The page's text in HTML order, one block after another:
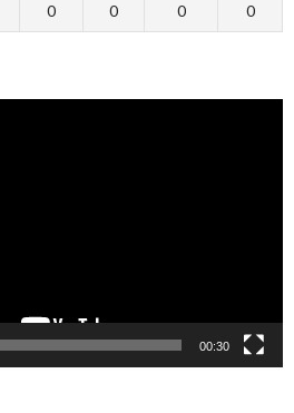
0 0 0 0
00:30